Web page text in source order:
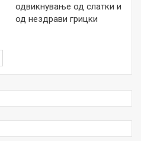
одвикнување од слатки и
од нездрави грицки